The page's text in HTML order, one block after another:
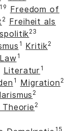
19 Freedom of
2 Freiheit als
23
1 Kritik2
Law 1
Literatur 1
1 Migration 2
2
2
15